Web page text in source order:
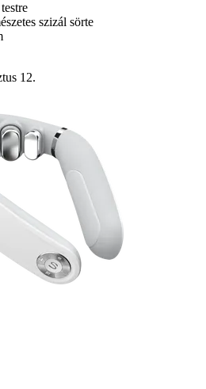
szizál sörte
12.